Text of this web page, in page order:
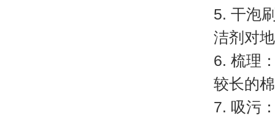
5. 干泡
洁剂对
6. 梳理
较长的
7. 吸污